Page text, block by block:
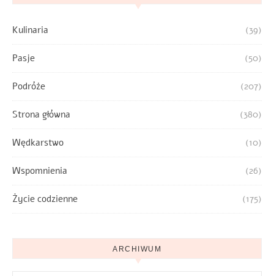
Kulinaria (39)
Pasje (50)
Podróże (207)
Strona główna (380)
Wędkarstwo (10)
Wspomnienia (26)
Życie codzienne (175)
ARCHIWUM